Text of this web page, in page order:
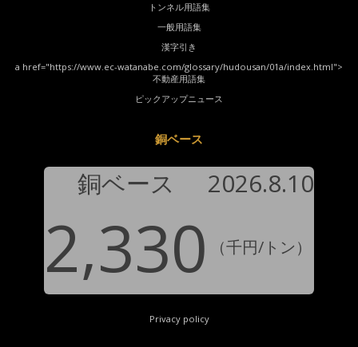
トンネル用語集
一般用語集
漢字引き
a href="https://www.ec-watanabe.com/glossary/hudousan/01a/index.html">
不動産用語集
ピックアップニュース
銅ベース
銅ベース 2026.8.10
2,330 （千円/トン）
Privacy policy